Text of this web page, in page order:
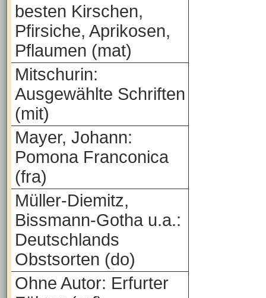
besten Kirschen,
Pfirsiche, Aprikosen,
Pflaumen (mat)
Mitschurin:
Ausgewählte Schriften
(mit)
Mayer, Johann:
Pomona Franconica
(fra)
Müller-Diemitz,
Bissmann-Gotha u.a.:
Deutschlands
Obstsorten (do)
Ohne Autor: Erfurter